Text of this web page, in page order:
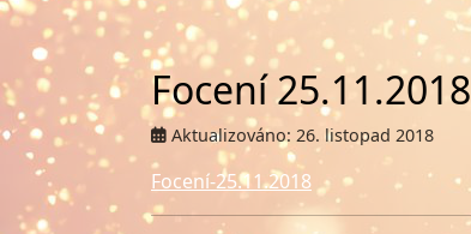
Focení 25.11.2018
Aktualizováno: 26. listopad 2018
Focení-25.11.2018